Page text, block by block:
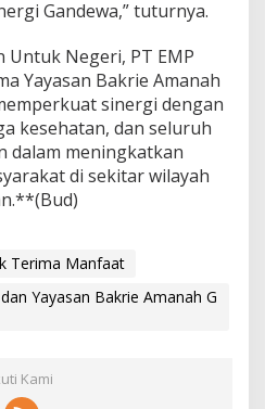
Gandewa,” tuturnya.
Negeri, PT EMP
Yayasan Bakrie Amanah
sinergi dengan
kesehatan, dan seluruh
dalam meningkatkan
di sekitar wilayah
Terima Manfaat
Yayasan Bakrie Amanah G
Kami